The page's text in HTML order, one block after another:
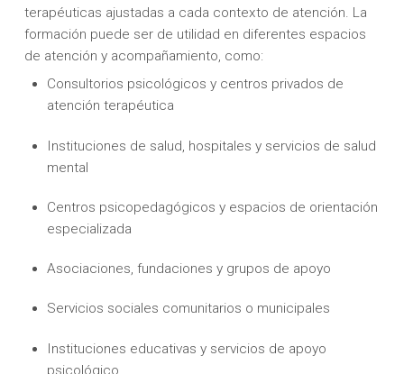
terapéuticas ajustadas a cada contexto de atención. La
formación puede ser de utilidad en diferentes espacios
de atención y acompañamiento, como:
Consultorios psicológicos y centros privados de
atención terapéutica
Instituciones de salud, hospitales y servicios de salud
mental
Centros psicopedagógicos y espacios de orientación
especializada
Asociaciones, fundaciones y grupos de apoyo
Servicios sociales comunitarios o municipales
Instituciones educativas y servicios de apoyo
psicológico